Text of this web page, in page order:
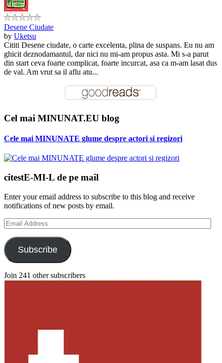
Desene Ciudate
by Uketsu
Cititi Desene ciudate, o carte excelenta, plina de suspans. Eu nu am
ghicit deznodamantul, dar nici nu mi-am propus asta. Mi s-a parut
din start ceva foarte complicat, foarte incurcat, asa ca m-am lasat dus
de val. Am vrut sa il aflu atu...
Cel mai MINUNAT.EU blog
Cele mai MINUNATE glume despre actori si regizori
citestE-MI-L de pe mail
Enter your email address to subscribe to this blog and receive
notifications of new posts by email.
Email
Address
Subscribe
Join 241 other subscribers